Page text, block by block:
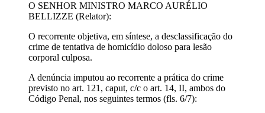
O SENHOR MINISTRO MARCO AURÉLIO
BELLIZZE (Relator):
O recorrente objetiva, em síntese, a desclassificação do
crime de tentativa de homicídio doloso para lesão
corporal culposa.
A denúncia imputou ao recorrente a prática do crime
previsto no art. 121, caput, c/c o art. 14, II, ambos do
Código Penal, nos seguintes termos (fls. 6/7):